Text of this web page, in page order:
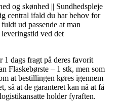
og skønhed || Sundhedspleje
central ifald du har behov for
ud passende at man
ved det
1 dags fragt på deres favorit
Flaskebørste – 1 stk, men som
at bestillingen køres igennem
så at de garanteret kan nå at få
holder fyraften.